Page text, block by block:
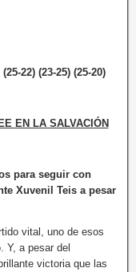
22) (23-25) (25-20)
EN LA SALVACIÓN
para seguir con
Xuvenil Teis a pesar
vital, uno de esos
Y, a pesar del
victoria que las